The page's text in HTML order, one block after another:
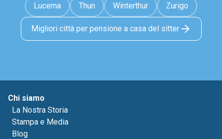
Lucerna Thun Winterthur Zurigo
Migliori città per pensione a casa del sitter
Chi siamo
La Nostra Storia
Stampa e Media
Blog